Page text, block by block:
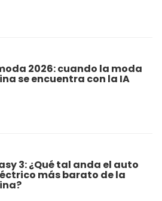
2026: cuando la moda
se encuentra con la IA
3: ¿Qué tal anda el auto
más barato de la